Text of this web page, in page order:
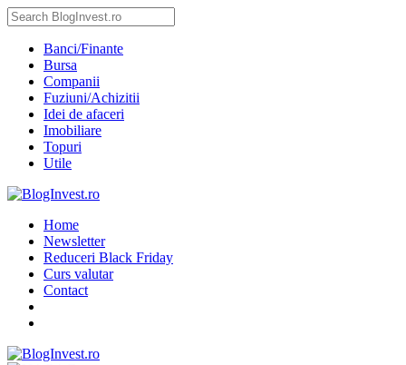
Banci/Finante
Bursa
Companii
Fuziuni/Achizitii
Idei de afaceri
Imobiliare
Topuri
Utile
Home
Newsletter
Reduceri Black Friday
Curs valutar
Contact